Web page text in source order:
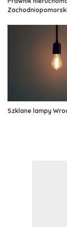
Szklane lampy